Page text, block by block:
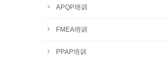
APQP培训
FMEA培训
PPAP培训